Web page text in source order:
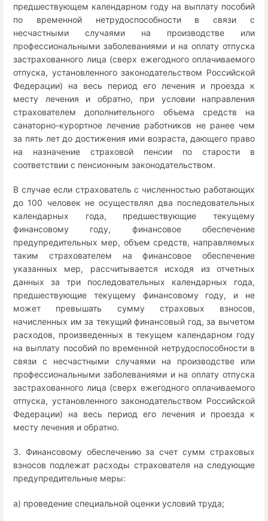
предшествующем календарном году на выплату пособий
по временной нетрудоспособности в связи с
несчастными случаями на производстве или
профессиональными заболеваниями и на оплату отпуска
застрахованного лица (сверх ежегодного оплачиваемого
отпуска, установленного законодательством Российской
Федерации) на весь период его лечения и проезда к
месту лечения и обратно, при условии направления
страхователем дополнительного объема средств на
санаторно-курортное лечение работников не ранее чем
за пять лет до достижения ими возраста, дающего право
на назначение страховой пенсии по старости в
соответствии с пенсионным законодательством.
В случае если страхователь с численностью работающих
до 100 человек не осуществлял два последовательных
календарных года, предшествующие текущему
финансовому году, финансовое обеспечение
предупредительных мер, объем средств, направляемых
таким страхователем на финансовое обеспечение
указанных мер, рассчитывается исходя из отчетных
данных за три последовательных календарных года,
предшествующие текущему финансовому году, и не
может превышать сумму страховых взносов,
начисленных им за текущий финансовый год, за вычетом
расходов, произведенных в текущем календарном году
на выплату пособий по временной нетрудоспособности в
связи с несчастными случаями на производстве или
профессиональными заболеваниями и на оплату отпуска
застрахованного лица (сверх ежегодного оплачиваемого
отпуска, установленного законодательством Российской
Федерации) на весь период его лечения и проезда к
месту лечения и обратно.
3. Финансовому обеспечению за счет сумм страховых
взносов подлежат расходы страхователя на следующие
предупредительные меры:
а) проведение специальной оценки условий труда;